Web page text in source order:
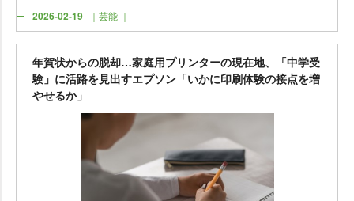
2026-02-19 ｜芸能 ｜
年賀状からの脱却…家庭用プリンターの現在地、「中学受
験」に活路を見出すエプソン「いかに印刷体験の接点を増
せるか」